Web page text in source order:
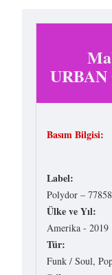
Basım Bilgisi:
Label:
Polydor –
Ülke ve Yıl:
Amerika - 2019
Tür:
Funk / Soul,